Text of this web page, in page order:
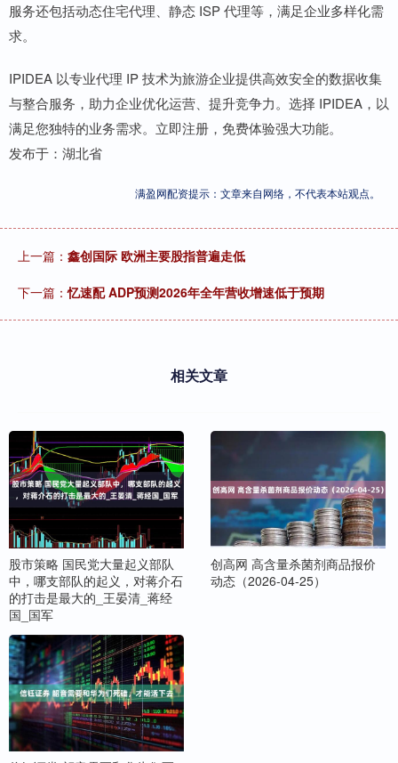
服务还包括动态住宅代理、静态 ISP 代理等，满足企业多样化需
求。
IPIDEA 以专业代理 IP 技术为旅游企业提供高效安全的数据收集
与整合服务，助力企业优化运营、提升竞争力。选择 IPIDEA，以
满足您独特的业务需求。立即注册，免费体验强大功能。
发布于：湖北省
满盈网配资提示：文章来自网络，不代表本站观点。
上一篇： 鑫创国际 欧洲主要股指普遍走低
下一篇：忆速配 ADP预测2026年全年营收增速低于预期
相关文章
股市策略 国民党大量起义部队
中，哪支部队的起义，对蒋介石
的打击是最大的_王晏清_蒋经
国_国军
创高网 高含量杀菌剂商品报价
动态（2026-04-25）